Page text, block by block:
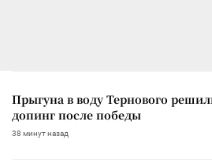
Прыгуна в воду Тернового
допинг после победы
38 минут назад